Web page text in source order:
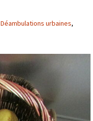
Déambulations urbaines,